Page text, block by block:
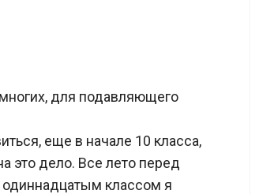
для подавляющего
еще в начале 10 класса,
это дело. Все лето перед
классом я